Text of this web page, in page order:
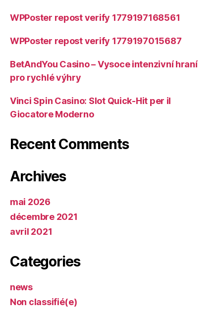
WPPoster repost verify 1779197168561
WPPoster repost verify 1779197015687
BetAndYou Casino – Vysoce intenzivní hraní
pro rychlé výhry
Vinci Spin Casino: Slot Quick‑Hit per il
Giocatore Moderno
Recent Comments
Archives
mai 2026
décembre 2021
avril 2021
Categories
news
Non classifié(e)